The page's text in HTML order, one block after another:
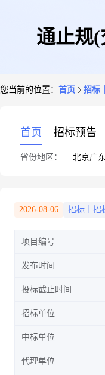
通止规(
您当前的位置： 首页 招标
首页 招标预告
省份地区： 北京广东
2026-08-06 招标｜招
项目编号
发布时间
投标截止时间
招标单位
中标单位
代理单位